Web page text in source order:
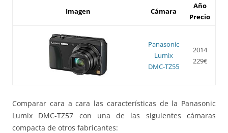
Imagen Cámara
Año
Precio
Panasonic
Lumix
DMC-TZ55
2014
229€
Comparar cara a cara las características de la Panasonic
Lumix DMC-TZ57 con una de las siguientes cámaras
compacta de otros fabricantes: